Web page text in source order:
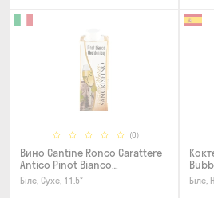
(0)
Вино Cantine Ronco Carattere
Antico Pinot Bianco
Chardonnay Rubicone IGT 0.25л
Біле, Сухе, 11.5° Біле,